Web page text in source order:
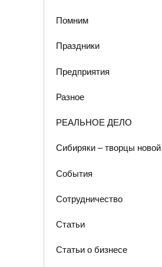
Помним
Праздники
Предприятия
Разное
РЕАЛЬНОЕ ДЕЛО
Сибиряки – творцы
События
Сотрудничество
Статьи
Статьи о бизнесе